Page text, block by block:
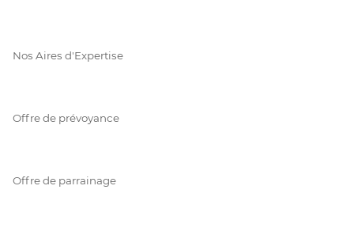
Nos Aires d'Expertise
Offre de prévoyance
Offre de parrainage